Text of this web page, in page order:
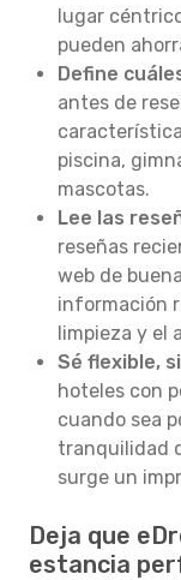
lugar
pueden
Define
antes de
piscina,
mascotas.
Lee las
reseñas
web de
información
limpieza y el
Sé flexible,
hoteles con
cuando sea
tranquilidad
surge un
Deja que
estancia